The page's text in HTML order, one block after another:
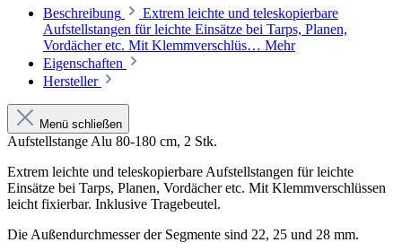
Beschreibung
Extrem leichte und teleskopierbare
Aufstellstangen für leichte Einsätze bei Tarps, Planen,
Vordächer etc. Mit Klemmverschlüs… Mehr
Eigenschaften
Hersteller
Menü schließen
Aufstellstange Alu 80-180 cm, 2 Stk.
Extrem leichte und teleskopierbare Aufstellstangen für leichte
Einsätze bei Tarps, Planen, Vordächer etc. Mit Klemmverschlüssen
leicht fixierbar. Inklusive Tragebeutel.
Die Außendurchmesser der Segmente sind 22, 25 und 28 mm.